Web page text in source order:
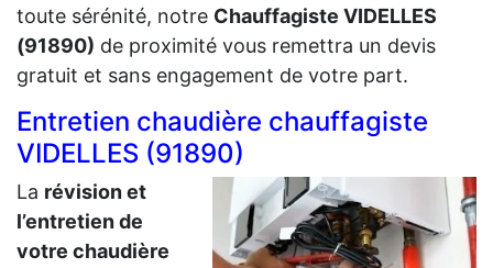
toute sérénité, notre Chauffagiste VIDELLES
(91890) de proximité vous remettra un devis
gratuit et sans engagement de votre part.
Entretien chaudière chauffagiste
VIDELLES (91890)
La révision et
l’entretien de
votre chaudière